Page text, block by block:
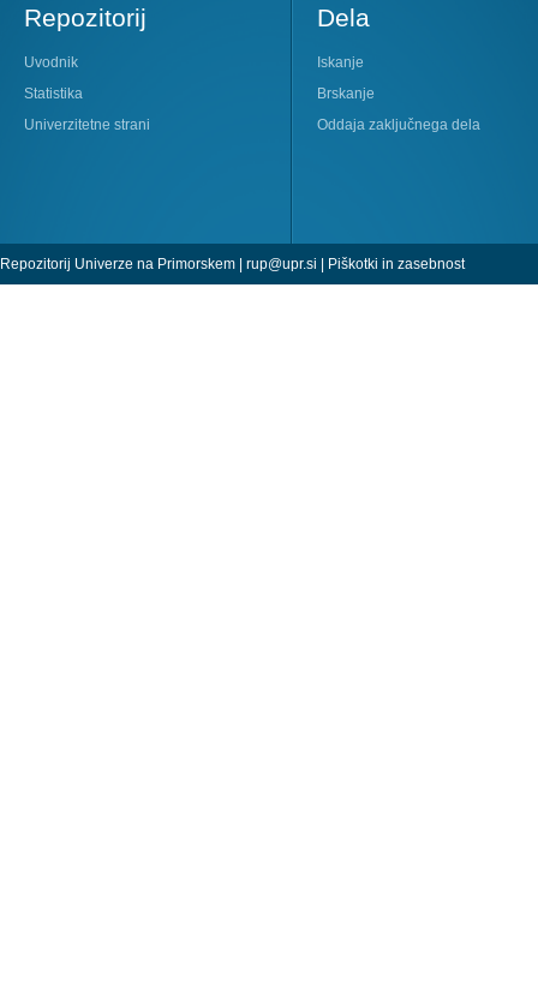
Repozitorij
Uvodnik
Statistika
Univerzitetne strani
Dela
Iskanje
Brskanje
Oddaja zaključnega dela
Repozitorij Univerze na Primorskem | rup@upr.si | Piškotki in zasebnost